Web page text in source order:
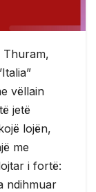
Thuram,
vëllain
jetë
lojën,
me
i fortë:
ndihmuar